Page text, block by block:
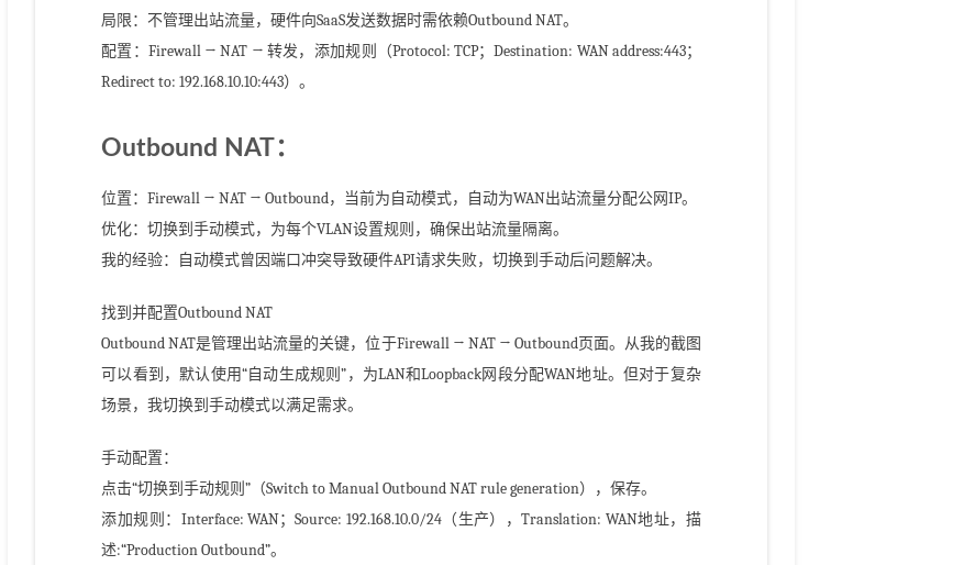
局限：不管理出站流量，硬件向SaaS发送数据时需依赖Outbound NAT。
配置：Firewall → NAT → 转发，添加规则（Protocol: TCP；Destination: WAN address:443；
Redirect to: 192.168.10.10:443）。
Outbound NAT：
位置：Firewall → NAT → Outbound，当前为自动模式，自动为WAN出站流量分配公网IP。
优化：切换到手动模式，为每个VLAN设置规则，确保出站流量隔离。
我的经验：自动模式曾因端口冲突导致硬件API请求失败，切换到手动后问题解决。
找到并配置Outbound NAT
Outbound NAT是管理出站流量的关键，位于Firewall → NAT → Outbound页面。从我的截图
可以看到，默认使用“自动生成规则”，为LAN和Loopback网段分配WAN地址。但对于复杂
场景，我切换到手动模式以满足需求。
手动配置：
点击“切换到手动规则”（Switch to Manual Outbound NAT rule generation），保存。
添加规则：Interface: WAN；Source: 192.168.10.0/24（生产），Translation: WAN地址，描
述:“Production Outbound”。